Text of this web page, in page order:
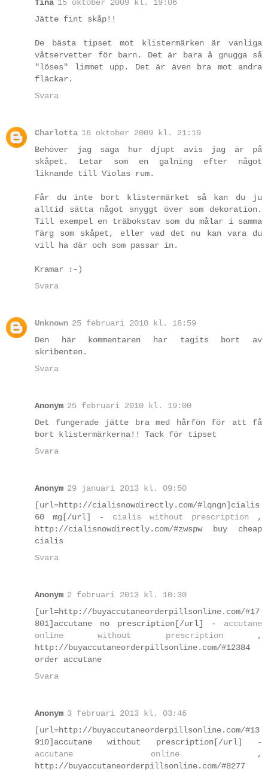
Tina 15 oktober 2009 kl. 19:06
Jätte fint skåp!!
De bästa tipset mot klistermärken är vanliga
våtservetter för barn. Det är bara å gnugga så
"löses" limmet upp. Det är även bra mot andra
fläckar.
Svara
Charlotta 16 oktober 2009 kl. 21:19
Behöver jag säga hur djupt avis jag är på
skåpet. Letar som en galning efter något
liknande till Violas rum.
Får du inte bort klistermärket så kan du ju
alltid sätta något snyggt över som dekoration.
Till exempel en träbokstav som du målar i samma
färg som skåpet, eller vad det nu kan vara du
vill ha där och som passar in.
Kramar :-)
Svara
Unknown 25 februari 2010 kl. 18:59
Den här kommentaren har tagits bort av
skribenten.
Svara
Anonym 25 februari 2010 kl. 19:00
Det fungerade jätte bra med hårfön för att få
bort klistermärkerna!! Tack för tipset
Svara
Anonym 29 januari 2013 kl. 09:50
[url=http://cialisnowdirectly.com/#lqngn]cialis
60 mg[/url] - cialis without prescription ,
http://cialisnowdirectly.com/#zwspw buy cheap
cialis
Svara
Anonym 2 februari 2013 kl. 10:30
[url=http://buyaccutaneorderpillsonline.com/#17
801]accutane no prescription[/url] - accutane
online without prescription ,
http://buyaccutaneorderpillsonline.com/#12384
order accutane
Svara
Anonym 3 februari 2013 kl. 03:46
[url=http://buyaccutaneorderpillsonline.com/#13
910]accutane without prescription[/url] -
accutane online ,
http://buyaccutaneorderpillsonline.com/#8277